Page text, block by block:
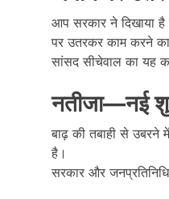
आप सरकार ने दिखाया
पर उतरकर काम करने
सांसद सीचेवाल का यह
नतीजा—नई
बाढ़ की तबाही से
है।
सरकार और